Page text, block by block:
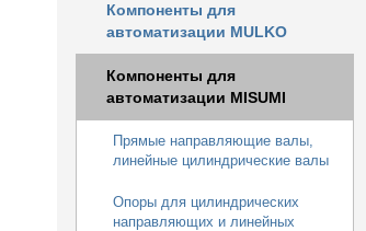
Компоненты для
автоматизации MULKO
Компоненты для
автоматизации MISUMI
Прямые направляющие валы,
линейные цилиндрические валы
Опоры для цилиндрических
направляющих и линейных